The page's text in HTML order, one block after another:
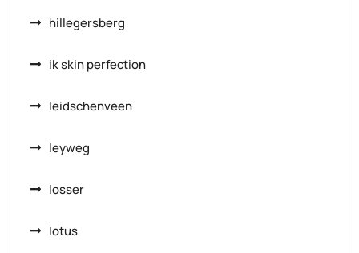
hillegersberg
ik skin perfection
leidschenveen
leyweg
losser
lotus